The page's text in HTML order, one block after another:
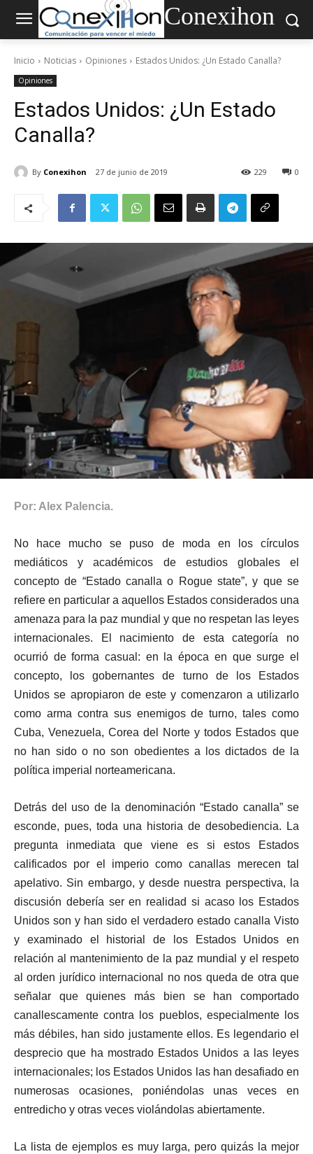
Conexihon
Inicio Noticias Opiniones Estados Unidos: ¿Un Estado Canalla?
Opiniones
Estados Unidos: ¿Un Estado
Canalla?
By Conexihon 27 de junio de 2019 0
229
Por: Alex Palencia.
No hace mucho se puso de moda en los círculos
mediáticos y académicos de estudios globales el
concepto de “Estado canalla o Rogue state”, y que se
refiere en particular a aquellos Estados considerados una
amenaza para la paz mundial y que no respetan las leyes
internacionales. El nacimiento de esta categoría no
ocurrió de forma casual: en la época en que surge el
concepto, los gobernantes de turno de los Estados
Unidos se apropiaron de este y comenzaron a utilizarlo
como arma contra sus enemigos de turno, tales como
Cuba, Venezuela, Corea del Norte y todos Estados que
no han sido o no son obedientes a los dictados de la
política imperial norteamericana.
Detrás del uso de la denominación “Estado canalla” se
esconde, pues, toda una historia de desobediencia. La
pregunta inmediata que viene es si estos Estados
calificados por el imperio como canallas merecen tal
apelativo. Sin embargo, y desde nuestra perspectiva, la
discusión debería ser en realidad si acaso los Estados
Unidos son y han sido el verdadero estado canalla Visto
y examinado el historial de los Estados Unidos en
relación al mantenimiento de la paz mundial y el respeto
al orden jurídico internacional no nos queda de otra que
señalar que quienes más bien se han comportado
canallescamente contra los pueblos, especialmente los
más débiles, han sido justamente ellos. Es legendario el
desprecio que ha mostrado Estados Unidos a las leyes
internacionales; los Estados Unidos las han desafiado en
numerosas ocasiones, poniéndolas unas veces en
entredicho y otras veces violándolas abiertamente.
La lista de ejemplos es muy larga, pero quizás la mejor